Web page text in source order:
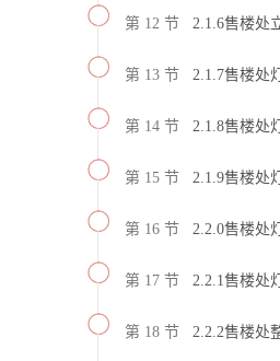
第 12 节 2.1.6售楼处
第 13 节 2.1.7售楼处
第 14 节 2.1.8售楼处
第 15 节 2.1.9售楼处
第 16 节 2.2.0售楼处
第 17 节 2.2.1售楼处
第 18 节 2.2.2售楼处